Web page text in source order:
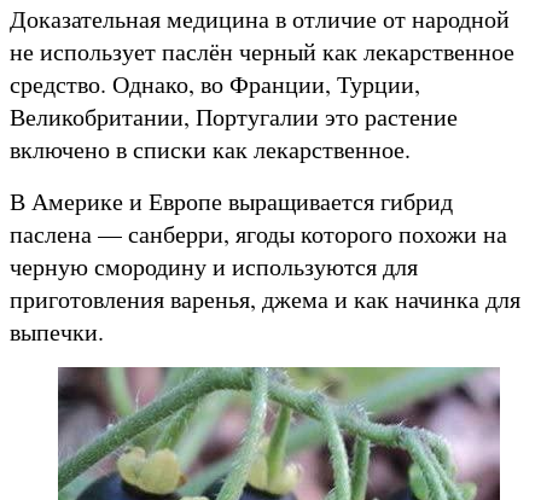
Доказательная медицина в отличие от народной
не использует паслён черный как лекарственное
средство. Однако, во Франции, Турции,
Великобритании, Португалии это растение
включено в списки как лекарственное.
В Америке и Европе выращивается гибрид
паслена — санберри, ягоды которого похожи на
черную смородину и используются для
приготовления варенья, джема и как начинка для
выпечки.